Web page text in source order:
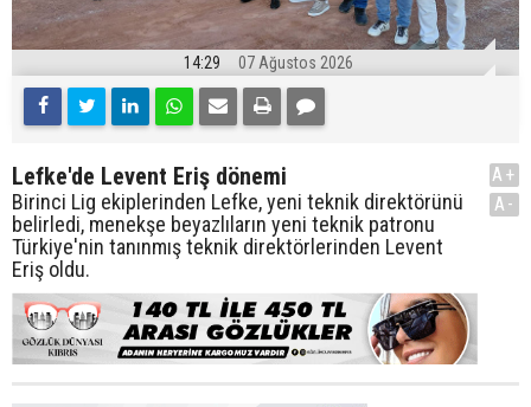
14:29 07 Ağustos 2026
Lefke'de Levent Eriş dönemi
Birinci Lig ekiplerinden Lefke, yeni teknik direktörünü
belirledi, menekşe beyazlıların yeni teknik patronu
Türkiye'nin tanınmış teknik direktörlerinden Levent
Eriş oldu.
A+
A-